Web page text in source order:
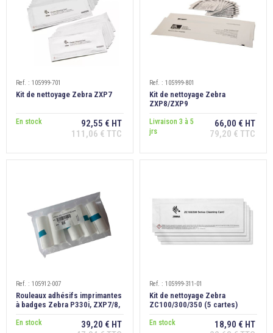
Ref. : 105999-701
Kit de nettoyage Zebra ZXP7
En stock
92,55 € HT
111,06 € TTC
Ref. : 105999-801
Kit de nettoyage Zebra
ZXP8/ZXP9
Livraison 3 à 5
jrs
66,00 € HT
79,20 € TTC
Ref. : 105912-007
Rouleaux adhésifs imprimantes
à badges Zebra P330i, ZXP7/8,
En stock
39,20 € HT
Ref. : 105999-311-01
Kit de nettoyage Zebra
ZC100/300/350 (5 cartes)
En stock
18,90 € HT